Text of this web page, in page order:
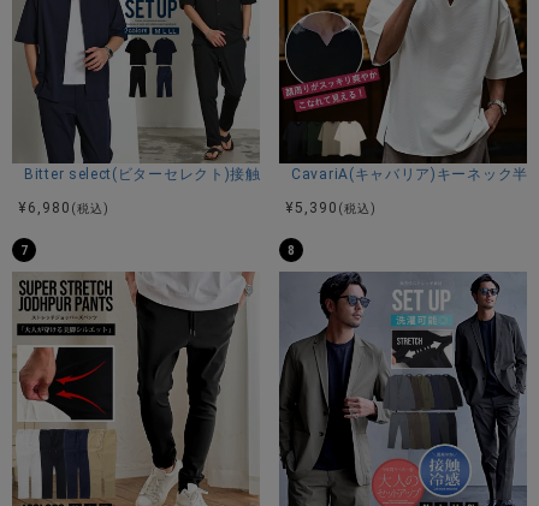
Bitter select(ビターセレクト)接触冷感スーパーストレッチバンドカラー
¥ 6,980 (税込)
CavariA(キャバリア)キーネック半
¥ 5,390 (税込)
7 8